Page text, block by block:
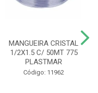
MANGUEIRA CRISTAL
1/2X1.5 C/ 50MT 775
PLASTMAR
Código: 11962